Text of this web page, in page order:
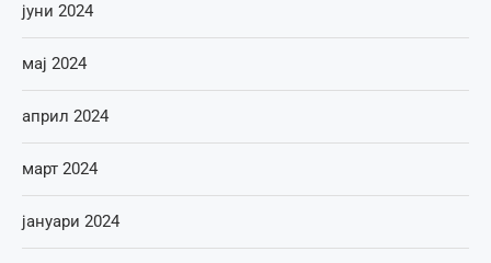
јуни 2024
мај 2024
април 2024
март 2024
јануари 2024